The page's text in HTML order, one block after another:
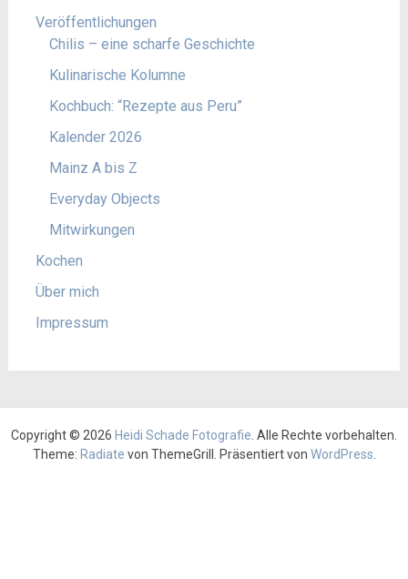
Veröffentlichungen
Chilis – eine scharfe Geschichte
Kulinarische Kolumne
Kochbuch: “Rezepte aus Peru”
Kalender 2026
Mainz A bis Z
Everyday Objects
Mitwirkungen
Kochen
Über mich
Impressum
Copyright © 2026 Heidi Schade Fotografie. Alle Rechte vorbehalten.
Theme: Radiate von ThemeGrill. Präsentiert von WordPress.